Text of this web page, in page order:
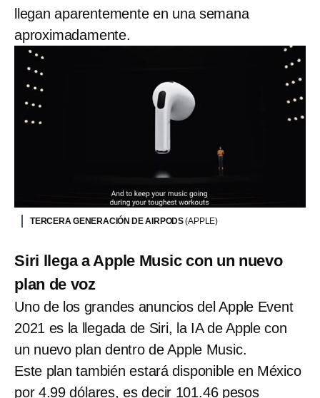
llegan aparentemente en una semana
aproximadamente.
TERCERA GENERACIÓN DE AIRPODS(APPLE)
Siri llega a Apple Music con un nuevo
plan de voz
Uno de los grandes anuncios del Apple Event
2021 es la llegada de Siri, la IA de Apple con
un nuevo plan dentro de Apple Music.
Este plan también estará disponible en México
por 4.99 dólares, es decir 101.46 pesos